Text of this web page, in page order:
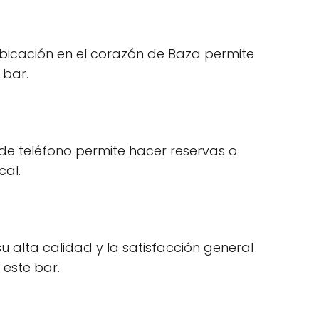
en el corazón de Baza permite
teléfono permite hacer reservas o
alta calidad y la satisfacción general
bar.